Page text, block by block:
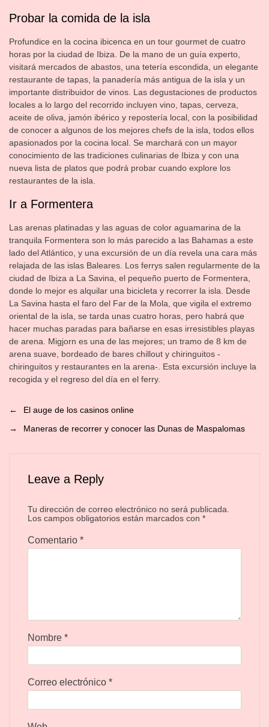
Probar la comida de la isla
Profundice en la cocina ibicenca en un tour gourmet de cuatro
horas por la ciudad de Ibiza. De la mano de un guía experto,
visitará mercados de abastos, una tetería escondida, un elegante
restaurante de tapas, la panadería más antigua de la isla y un
importante distribuidor de vinos. Las degustaciones de productos
locales a lo largo del recorrido incluyen vino, tapas, cerveza,
aceite de oliva, jamón ibérico y repostería local, con la posibilidad
de conocer a algunos de los mejores chefs de la isla, todos ellos
apasionados por la cocina local. Se marchará con un mayor
conocimiento de las tradiciones culinarias de Ibiza y con una
nueva lista de platos que podrá probar cuando explore los
restaurantes de la isla.
Ir a Formentera
Las arenas platinadas y las aguas de color aguamarina de la
tranquila Formentera son lo más parecido a las Bahamas a este
lado del Atlántico, y una excursión de un día revela una cara más
relajada de las islas Baleares. Los ferrys salen regularmente de la
ciudad de Ibiza a La Savina, el pequeño puerto de Formentera,
donde lo mejor es alquilar una bicicleta y recorrer la isla. Desde
La Savina hasta el faro del Far de la Mola, que vigila el extremo
oriental de la isla, se tarda unas cuatro horas, pero habrá que
hacer muchas paradas para bañarse en esas irresistibles playas
de arena. Migjorn es una de las mejores; un tramo de 8 km de
arena suave, bordeado de bares chillout y chiringuitos -
chiringuitos y restaurantes en la arena-. Esta excursión incluye la
recogida y el regreso del día en el ferry.
←
El auge de los casinos online
→
Maneras de recorrer y conocer las Dunas de Maspalomas
Leave a Reply
Tu dirección de correo electrónico no será publicada.
Los campos obligatorios están marcados con *
Comentario *
Nombre *
Correo electrónico *